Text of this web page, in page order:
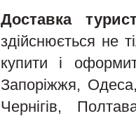
Доставка
здійснюється не
купити і
Запоріжжя,
Чернігів,